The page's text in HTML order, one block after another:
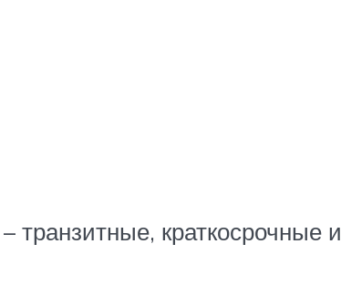
транзитные, краткосрочные